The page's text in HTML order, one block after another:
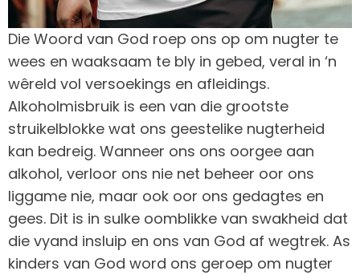
Die Woord van God roep ons op om nugter te
wees en waaksaam te bly in gebed, veral in ‘n
wêreld vol versoekings en afleidings.
Alkoholmisbruik is een van die grootste
struikelblokke wat ons geestelike nugterheid
kan bedreig. Wanneer ons ons oorgee aan
alkohol, verloor ons nie net beheer oor ons
liggame nie, maar ook oor ons gedagtes en
gees. Dit is in sulke oomblikke van swakheid dat
die vyand insluip en ons van God af wegtrek. As
kinders van God word ons geroep om nugter